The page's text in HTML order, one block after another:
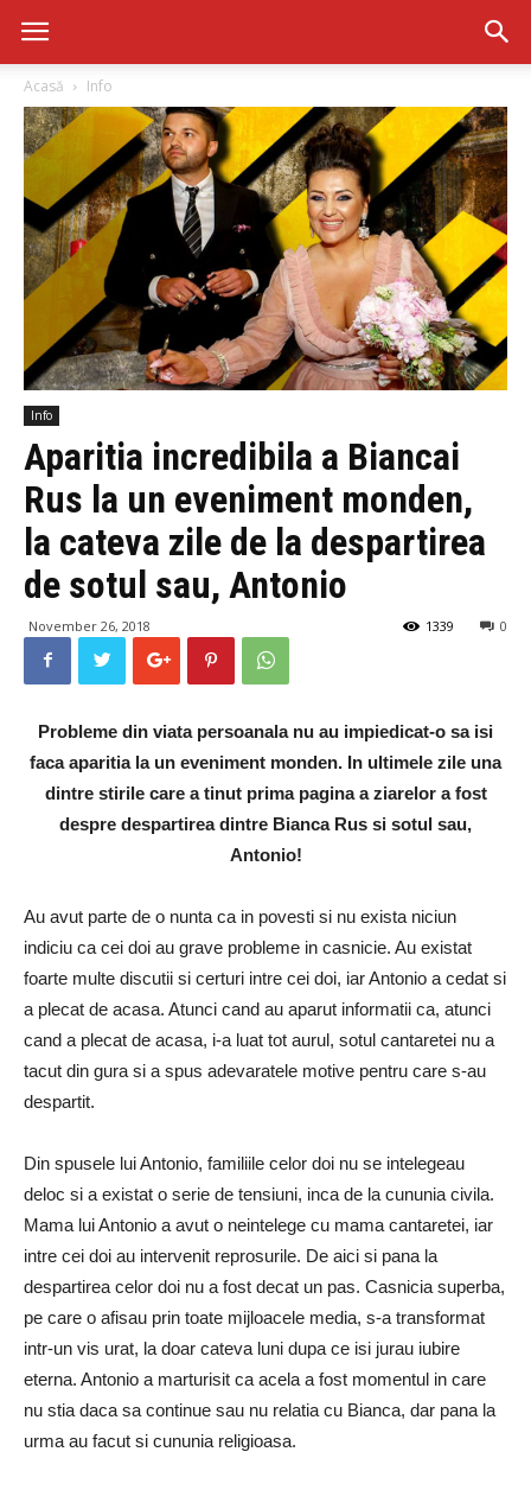
Acasă Info
Info
Aparitia incredibila a Biancai
Rus la un eveniment monden,
la cateva zile de la despartirea
de sotul sau, Antonio
November 26, 2018 0
1339
Probleme din viata persoanala nu au impiedicat-o sa isi
faca aparitia la un eveniment monden. In ultimele zile una
dintre stirile care a tinut prima pagina a ziarelor a fost
despre despartirea dintre Bianca Rus si sotul sau,
Antonio!
Au avut parte de o nunta ca in povesti si nu exista niciun
indiciu ca cei doi au grave probleme in casnicie. Au existat
foarte multe discutii si certuri intre cei doi, iar Antonio a cedat si
a plecat de acasa. Atunci cand au aparut informatii ca, atunci
cand a plecat de acasa, i-a luat tot aurul, sotul cantaretei nu a
tacut din gura si a spus adevaratele motive pentru care s-au
despartit.
Din spusele lui Antonio, familiile celor doi nu se intelegeau
deloc si a existat o serie de tensiuni, inca de la cununia civila.
Mama lui Antonio a avut o neintelege cu mama cantaretei, iar
intre cei doi au intervenit reprosurile. De aici si pana la
despartirea celor doi nu a fost decat un pas. Casnicia superba,
pe care o afisau prin toate mijloacele media, s-a transformat
intr-un vis urat, la doar cateva luni dupa ce isi jurau iubire
eterna. Antonio a marturisit ca acela a fost momentul in care
nu stia daca sa continue sau nu relatia cu Bianca, dar pana la
urma au facut si cununia religioasa.